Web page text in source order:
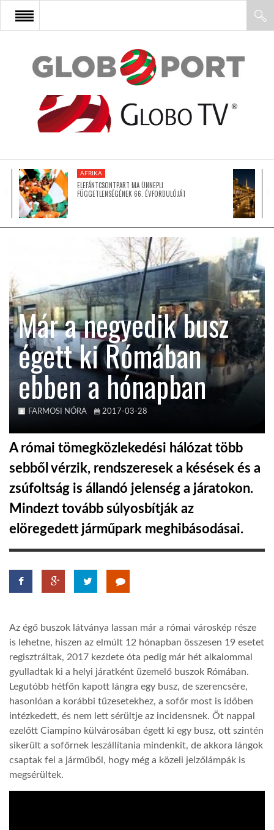
FŐOLDAL
AFRIKA
ÁZSIA
KÖZEL-KELET
AUSZTRÁLIA
GLOBOTV BP
HÍR3D
TROPICALMAGAZIN
AFRIKA TUDÁSTÁR
A NAP SZÉPE
LINKTR.EE
GLOBOZSARU
AFRIKA
ELEFÁNTCSONTPART MA ÜNNEPLI
FÜGGETLENSÉGÉNEK 66. ÉVFORDULÓJÁT
Már a negyedik busz
égett ki Rómában
ebben a hónapban
FARMOSI NÓRA 2017-03-28
A római tömegközlekedési hálózat több
sebből vérzik, rendszeresek a késések és a
zsúfoltság is állandó jelenség a járatokon.
Mindezt tovább súlyosbítják az
elöregedett járműpark meghibásodásai.
Az égő buszok látványa lassan már a római városkép része
is lehetne, hiszen az elmúlt 12 hónapban összesen 19 esetet
regisztráltak, 2017 kezdete óta pedig már hét alkalommal
gyulladtak ki a helyi járatként üzemelő buszok Rómában.
Legutóbb hétfőn kapott lángra egy busz, de szerencsére,
hasonlóan a korábbi tűzesetekhez, a sofőr most is időben
intézkedett, és nem lett sérültje az incidensnek. Öt nappal
ezelőtt Ciampino külvárosában égett ki egy busz, ott szintén
sikerült a sofőrnek leszállítania mindenkit, de akkora lángok
csaptak fel a járműből, hogy még a közeli jelzőlámpák is
megsérültek.